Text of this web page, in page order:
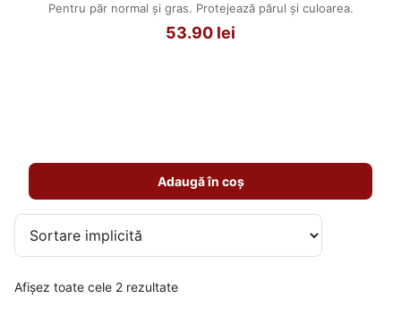
Pentru păr normal și gras. Protejează părul și culoarea.
53.90 lei
Adaugă în coș
Afișez toate cele 2 rezultate